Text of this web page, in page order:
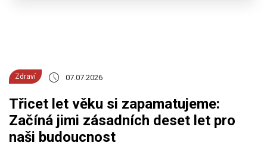
Zdraví 07.07.2026
Třicet let věku si zapamatujeme:
Začíná jimi zásadních deset let pro
naši budoucnost